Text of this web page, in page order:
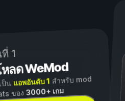
1
ลด WeMod
ป็น แอพอันดับ 1 สำหรับ mod
ของ3000+ เกม